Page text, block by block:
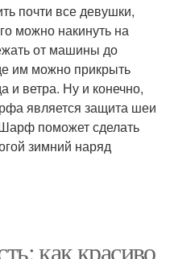
почти все девушки,
можно накинуть на
от машины до
им можно прикрыть
и ветра. Ну и конечно,
является защита шеи
поможет сделать
зимний наряд
как красиво